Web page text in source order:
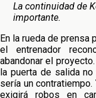
La continuidad de
importante.
En la rueda de prensa
el entrenador
abandonar el
la puerta de salida
sería un
exigirá robos en